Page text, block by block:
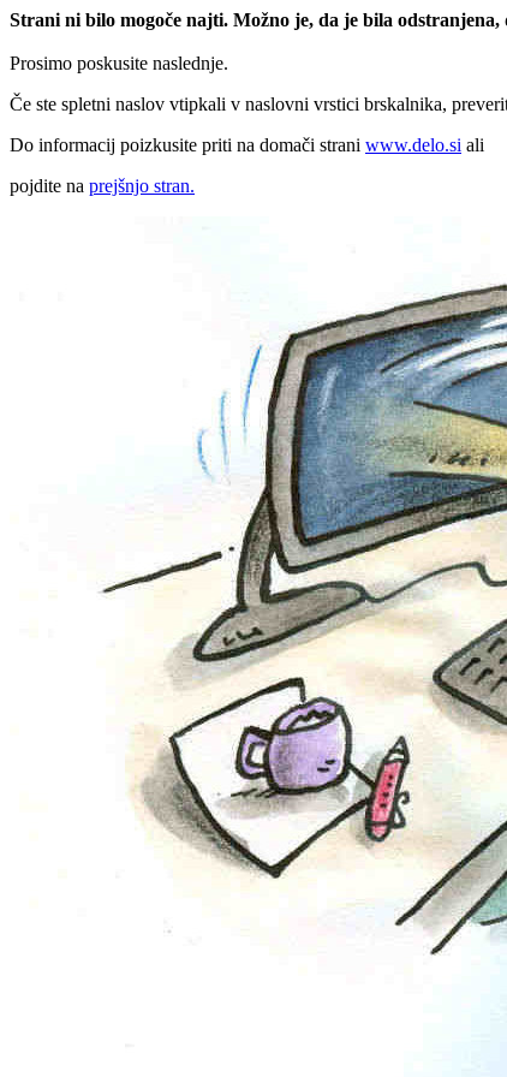
Strani ni bilo mogoče najti. Možno je, da je bila
Prosimo poskusite naslednje.
Če ste spletni naslov vtipkali v naslovni vrstici brskalnika,
Do informacij poizkusite priti na domači strani www.delo.si ali
pojdite na prejšnjo stran.